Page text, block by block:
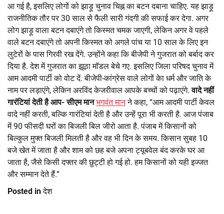
आ गई है, इसलिए लोगों को झाड़ू चुनाव चिह्न का बटन दबाना चाहिए. यह झाड़ू
राजनीतिक तौर पर 30 साल से फैली सारी गंदगी की सफाई कर देगा. अगर
लोग झाड़ू वाला बटन दबाएंगे तो किस्मत चमक जाएगी, लेकिन अगर वे पहले
वाले बटन दबाएंगे तो अपनी किस्मत को अगले पांच या 10 साल के लिए इन
लुटेरों के पास गिरवी रख देंगे. उन्होंने कहा कि बीजेपी ने गुजरात को बर्बाद कर
दिया है. देश में गुजरात का झूठा मॉडल बेचे गए. इसलिए जिला परिषद चुनाव में
आम आदमी पार्टी को वोट दें. बीजेपी-कांग्रेस वाले लोगों केा धर्म और जाति के
नाम पर लड़ाएंगे, लेकिन अरविंद केजरीवाल आपके बच्चों को पढ़ाएंगे.वादे नहीं
गारंटियां देती है आप- सीएम मान भगवंत मानने कहा, “आम आदमी पार्टी केवल
वादे नहीं करती, बल्कि गारंटियां देती है और उन्हें पूरा भी करती है. आज पंजाब
में 90 फीसदी घरों का बिजली बिल जीरो आता है. पंजाब में किसानों को
बिल्कुल मुफ्त बिजली मिलती है और वह भी दिन के समय. किसान सुबह 10
बजे खेत में जाता है और शाम को छह बजे अपना ट्यूबवेल बंद करके घर आ
जाता है, जैसे किसी दफ्तर की छुट्टी हो गई हो. हम किसानों को यही इज्जत
और सम्मान देते हैं.”
Posted inदेश